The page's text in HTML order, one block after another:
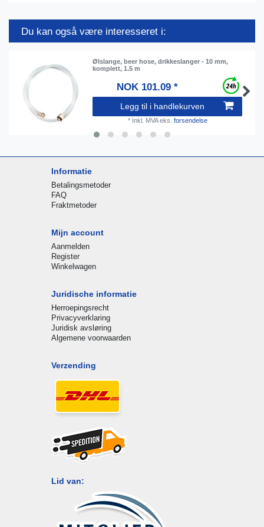
Du kan også være interesseret i:
Ølslange, beer hose, drikkeslanger - 10 mm,
komplett, 1.5 m
NOK 101.09 *
Legg til i handlekurven
* Inkl. MVAeks. forsendelse
Informatie
Betalingsmetoder
FAQ
Fraktmetoder
Mijn account
Aanmelden
Register
Winkelwagen
Juridische informatie
Herroepingsrecht
Privacyverklaring
Juridisk avsløring
Algemene voorwaarden
Verzending
Lid van: